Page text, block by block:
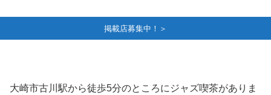
掲載店募集中！＞
大崎市古川駅から徒歩5分のところにジャズ喫茶がありま